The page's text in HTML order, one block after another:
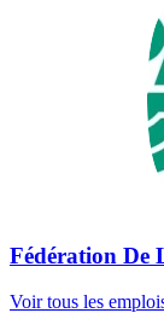
Fédération De
Voir tous les